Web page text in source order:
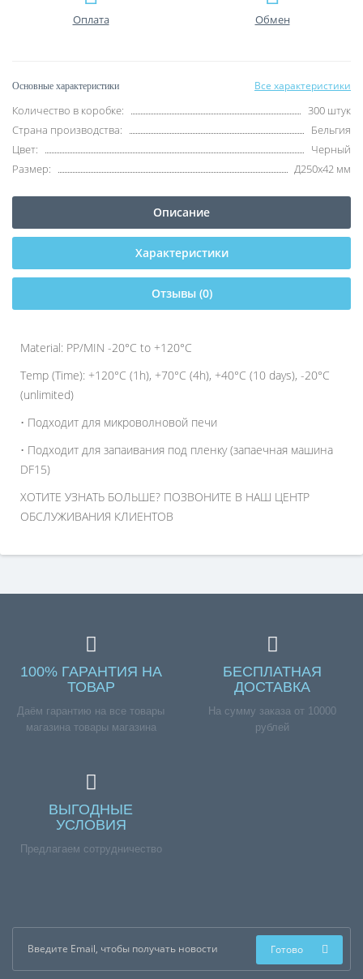
Оплата Обмен
Основные характеристики Все характеристики
Количество в коробке:
300 штук
Страна производства:
Бельгия
Цвет:
Черный
Размер:
Д250х42 мм
Описание
Характеристики
Отзывы (0)
Material: PP/MIN -20°C to +120°C
Temp (Time): +120°C (1h), +70°C (4h), +40°C (10 days), -20°C
(unlimited)
• Подходит для микроволновой печи
• Подходит для запаивания под пленку (запаечная машина
DF15)
ХОТИТЕ УЗНАТЬ БОЛЬШЕ? ПОЗВОНИТЕ В НАШ ЦЕНТР
ОБСЛУЖИВАНИЯ КЛИЕНТОВ
100% ГАРАНТИЯ НА
ТОВАР
Даём гарантию на все товары
магазина товары магазина
БЕСПЛАТНАЯ
ДОСТАВКА
На сумму заказа от 10000
рублей
ВЫГОДНЫЕ
УСЛОВИЯ
Предлагаем сотрудничество
Готово